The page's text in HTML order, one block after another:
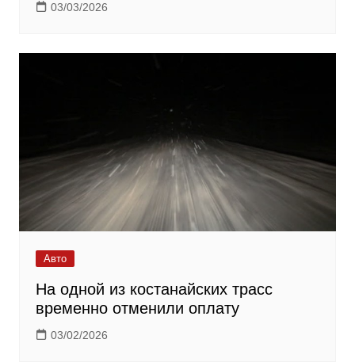
03/03/2026
Авто
На одной из костанайских трасс
временно отменили оплату
03/02/2026